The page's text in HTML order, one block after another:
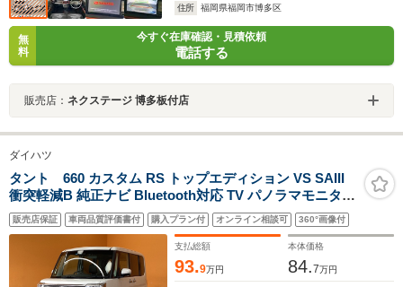
住所
福岡県福岡市博多区
無
料
今すぐ在庫確認・見積依頼
電話する
販売店： ネクステージ 博多板付店
ダイハツ
タント 660 カスタム RS トップエディション VS SAIII
衝突軽減B 純正ナビ Bluetooth対応 TV パノラマモニター
両側自動ドア 運転席シートヒーター LEDヘッドライト フ
ォグライト 革巻きステアリング ETC スマートキー ハー
フレザーシート 純正アルミホイール
販売店保証 車両品質評価書付 購入プラン付 オンライン相談可 360°画像付
支払総額
93.9万円
本体価格
84.7万円